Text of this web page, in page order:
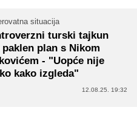
situacija
turski tajkun
paklen plan s Nikom
- "Uopće nije
kako izgleda"
12.08.25. 19:32